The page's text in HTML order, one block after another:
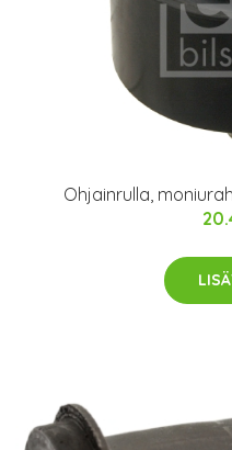
Ohjainrulla,